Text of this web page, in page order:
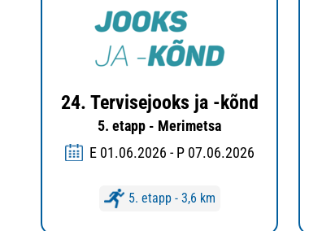
24. Tervisejooks ja -kõnd
5. etapp - Merimetsa
E 01.06.2026 - P 07.06.2026
5. etapp - 3,6 km